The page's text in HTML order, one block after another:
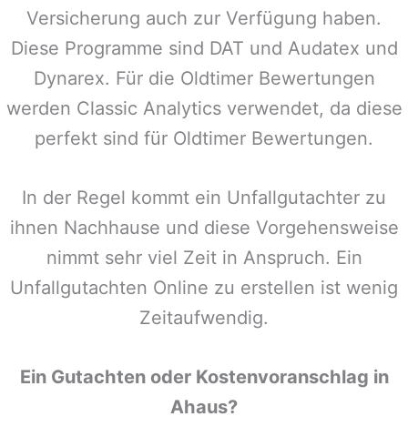
Versicherung auch zur Verfügung haben.
Diese Programme sind DAT und Audatex und
Dynarex. Für die Oldtimer Bewertungen
werden Classic Analytics verwendet, da diese
perfekt sind für Oldtimer Bewertungen.
In der Regel kommt ein Unfallgutachter zu
ihnen Nachhause und diese Vorgehensweise
nimmt sehr viel Zeit in Anspruch. Ein
Unfallgutachten Online zu erstellen ist wenig
Zeitaufwendig.
Ein Gutachten oder Kostenvoranschlag in
Ahaus?